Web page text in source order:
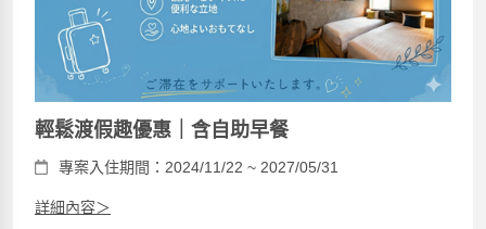
輕鬆渡假趣優惠｜含自助早餐
專案入住期間：2024/11/22 ~ 2027/05/31
詳細內容＞